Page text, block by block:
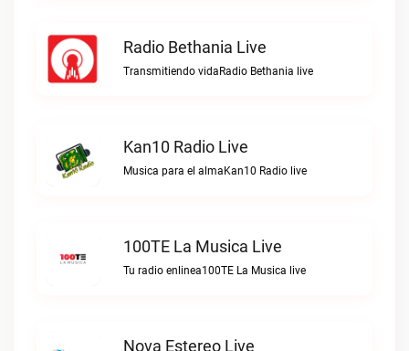
Radio Bethania Live
Transmitiendo vidaRadio Bethania live
Kan10 Radio Live
Musica para el almaKan10 Radio live
100TE La Musica Live
Tu radio enlinea100TE La Musica live
Nova Estereo Live